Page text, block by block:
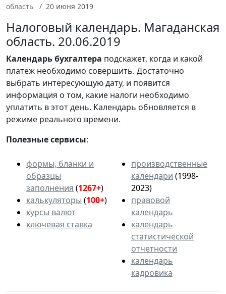
область
20 июня 2019
Налоговый календарь. Магаданская
область. 20.06.2019
Календарьбухгалтера подскажет, когда и какой
платеж необходимо совершить. Достаточно
выбрать интересующую дату, и появится
информация о том, какие налоги необходимо
уплатить в этот день. Календарь обновляется в
режиме реального времени.
Полезные сервисы:
формы, бланки и
образцы
заполнения (1267+)
калькуляторы (100+)
курсы валют
ключевая ставка
производственные
календари (1998-
2023)
правовой
календарь
календарь
статистической
отчетности
календарь
кадровика